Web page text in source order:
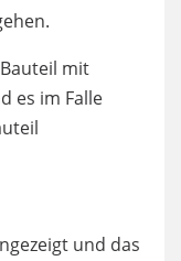
mit
es im Falle
und das